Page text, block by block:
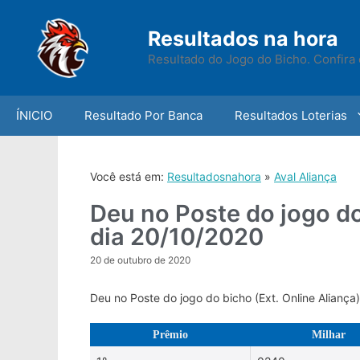
Resultados na hora
Resultado do Jogo do Bicho.
ÍNICIO Resultado Por Banca Resultados Loterias
Você está em: Resultadosnahora » Aval Aliança
Deu no Poste do jogo
dia 20/10/2020
20 de outubro de 2020
Deu no Poste do jogo do bicho (Ext. Online
Prêmio Milhar